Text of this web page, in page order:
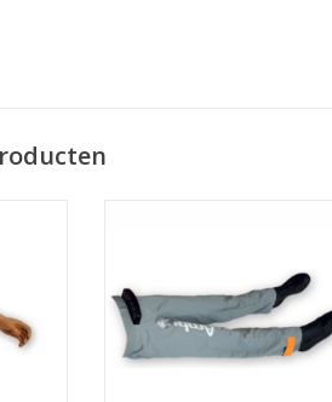
TOEVOEGEN AAN WINKELWAGEN